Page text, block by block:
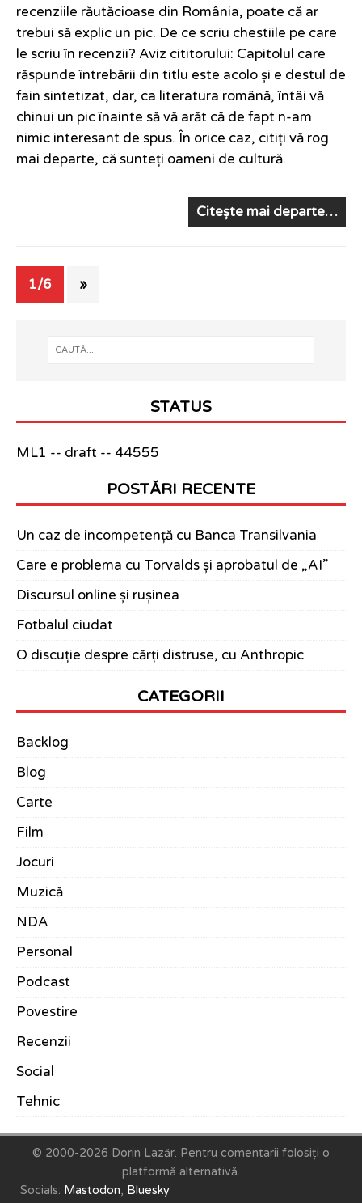
recenziile răutăcioase din România, poate că ar
trebui să explic un pic. De ce scriu chestiile pe care
le scriu în recenzii? Aviz cititorului: Capitolul care
răspunde întrebării din titlu este acolo și e destul de
fain sintetizat, dar, ca literatura română, întâi vă
chinui un pic înainte să vă arăt că de fapt n-am
nimic interesant de spus. În orice caz, citiți vă rog
mai departe, că sunteți oameni de cultură.
Citește mai departe…
1/6 »
STATUS
ML1 -- draft -- 44555
POSTĂRI RECENTE
Un caz de incompetență cu Banca Transilvania
Care e problema cu Torvalds și aprobatul de „AI”
Discursul online și rușinea
Fotbalul ciudat
O discuție despre cărți distruse, cu Anthropic
CATEGORII
Backlog
Blog
Carte
Film
Jocuri
Muzică
NDA
Personal
Podcast
Povestire
Recenzii
Social
Tehnic
© 2000-2026 Dorin Lazăr. Pentru comentarii folosiți o
platformă alternativă.
Socials: Mastodon, Bluesky